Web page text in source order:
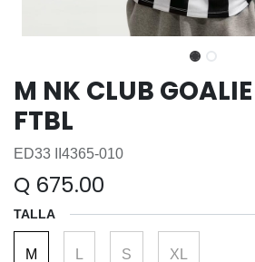
M NK CLUB
FTBL
ED33 II4365-010
Q 675.00
TALLA
M L S XL